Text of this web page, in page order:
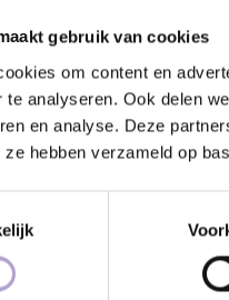
gebruik van cookies
om content en
te analyseren. Ook delen
en analyse. Deze
hebben verzameld op